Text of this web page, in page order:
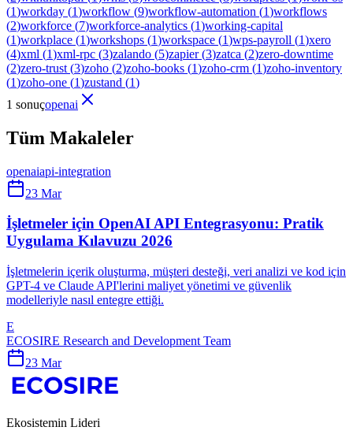
(1)workday (1)workflow (9)workflow-automation (1)workflows
(2)workforce (7)workforce-analytics (1)working-capital
(1)workplace (1)workshops (1)workspace (1)wps-payroll (1)xero
(4)xml (1)xml-rpc (3)zalando (5)zapier(3)zatca (2)zero-downtime
(2)zero-trust (3)zoho (2)zoho-books (1)zoho-crm (1)zoho-inventory
(1)zoho-one (1)zustand (1)
1 sonuçopenai
Tüm Makaleler
openaiapi-integration
23 Mar
İşletmeler için OpenAI API Entegrasyonu: Pratik
Uygulama Kılavuzu 2026
İşletmelerin içerik oluşturma, müşteri desteği, veri analizi ve kod için
GPT-4 ve Claude API'lerini maliyet yönetimi ve güvenlik
modelleriyle nasıl entegre ettiği.
E
ECOSIRE Research and Development Team
23 Mar
Ekosistemin Lideri